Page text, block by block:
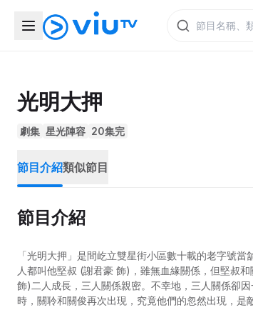
光明大押
劇集 星光陣容 20集完
節目介紹類似節目
節目介紹
「光明大押」是間屹立雙星街小區數十載的老字號
人都叫他堅叔 (謝君豪 飾)，雖無血緣關係，但堅叔
飾)二人成長，三人關係親密。不幸地，三人關係卻
時，關聆和關俊再次出現，究竟他們的忽然出現，是